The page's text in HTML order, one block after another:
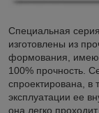
Специальная
изготовлены из
формования, имеют
100% прочность.
спроектирована, в
эксплуатации ее
она легко